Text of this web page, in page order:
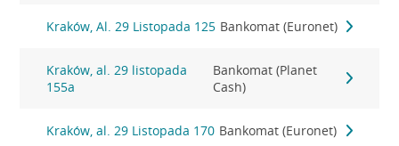
Kraków, Al. 29 Listopada 125 Bankomat (Euronet)
Kraków, al. 29 listopada
155a
Bankomat (Planet
Cash)
Kraków, al. 29 Listopada 170 Bankomat (Euronet)